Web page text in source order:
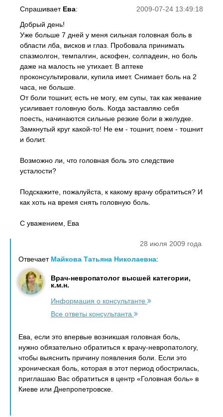
2009-07-24 13:49:18
Спрашивает Ева:
Добрый день!
Уже больше 7 дней у меня сильная головная боль в
области лба, висков и глаз. Пробовала принимать
спазмолгон, темпалгин, аскофен, солпадеин, но боль
даже на малость не утихает. В аптеке
проконсультировали, купила имет. Снимает боль на 2
часа, не больше.
От боли тошнит, есть не могу, ем супы, так как жевание
усиливает головную боль. Когда заставляю себя
поесть, начинаются сильные резкие боли в желудке.
Замкнутый круг какой-то! Не ем - тошнит, поем - тошнит
и болит.
Возможно ли, что головная боль это следствие
усталости?
Подскажите, пожалуйста, к какому врачу обратиться? И
как хоть на время снять головную боль.
С уважением, Ева
28 июля 2009 года
Отвечает Майкова Татьяна Николаевна:
Врач-невропатолог высшей категории,
к.м.н.
Информация о консультанте
Все ответы консультанта
Ева, если это впервые возникшая головная боль,
нужно обязательно обратиться к врачу-невропатологу,
чтобы выяснить причину появления боли. Если это
хроническая боль, которая в этот период обострилась,
приглашаю Вас обратиться в центр «Головная боль» в
Киеве или Днепропетровске.